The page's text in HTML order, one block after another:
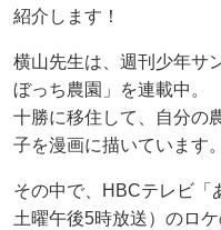
紹介します！
横山先生は、週刊少年サ
ぼっち農園」を連載中。
十勝に移住して、自分の
子を漫画に描いています。
その中で、HBCテレビ「
土曜午後5時放送）のロ